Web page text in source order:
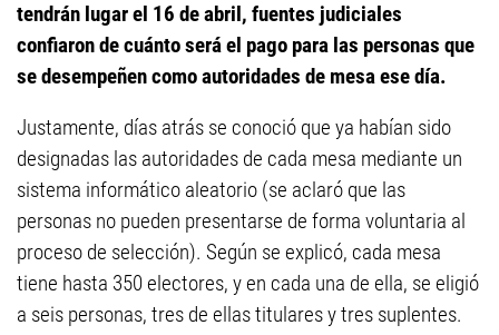
tendrán lugar el 16 de abril, fuentes judiciales
confiaron de cuánto será el pago para las personas que
se desempeñen como autoridades de mesa ese día.
Justamente, días atrás se conoció que ya habían sido
designadas las autoridades de cada mesa mediante un
sistema informático aleatorio (se aclaró que las
personas no pueden presentarse de forma voluntaria al
proceso de selección). Según se explicó, cada mesa
tiene hasta 350 electores, y en cada una de ella, se eligió
a seis personas, tres de ellas titulares y tres suplentes.